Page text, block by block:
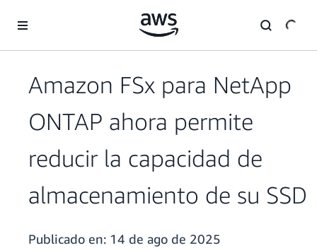
Amazon FSx para NetApp
ONTAP ahora permite
reducir la capacidad de
almacenamiento de su SSD
Publicado en: 14 de ago de 2025